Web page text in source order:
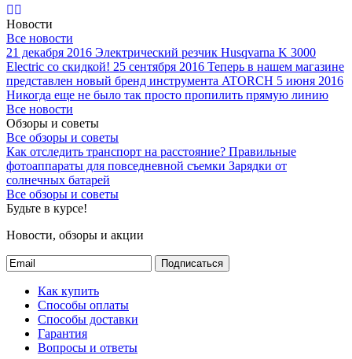
Новости
Все новости
21 декабря 2016 Электрический резчик Husqvarna K 3000
Electric со скидкой! 25 сентября 2016 Теперь в нашем магазине
представлен новый бренд инструмента ATORCH 5 июня 2016
Никогда еще не было так просто пропилить прямую линию
Все новости
Обзоры и советы
Все обзоры и советы
Как отследить транспорт на расстояние? Правильные
фотоаппараты для повседневной съемки Зарядки от
солнечных батарей
Все обзоры и советы
Будьте в курсе!
Новости, обзоры и акции
Подписаться
Как купить
Способы оплаты
Способы доставки
Гарантия
Вопросы и ответы